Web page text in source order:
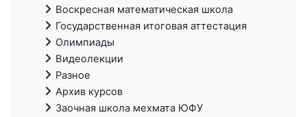
Воскресная математическая школа
Государственная итоговая аттестация
Олимпиады
Видеолекции
Разное
Архив курсов
Заочная школа мехмата ЮФУ